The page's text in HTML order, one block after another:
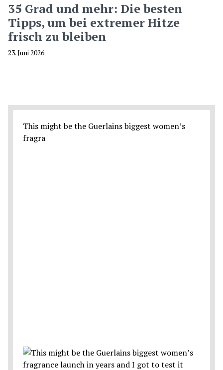
35 Grad und mehr: Die besten
Tipps, um bei extremer Hitze
frisch zu bleiben
23. Juni 2026
This might be the Guerlains biggest women’s
fragra